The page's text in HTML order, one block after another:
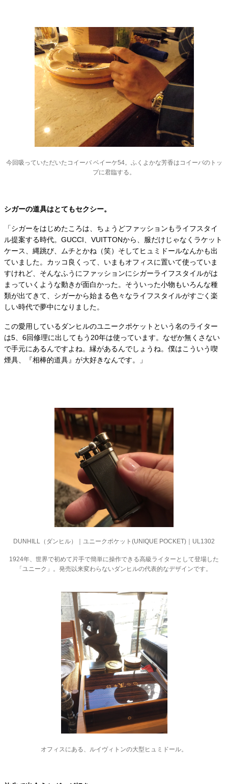
今回吸っていただいたコイーバ ベイーケ54。ふくよかな芳香はコイーバのトッ
プに君臨する。
シガーの道具はとてもセクシー。
「シガーをはじめたころは、ちょうどファッションもライフスタイ
ル提案する時代。GUCCI、VUITTONから、服だけじゃなくラケット
ケース、縄跳び、ムチとかね（笑）そしてヒュミドールなんかも出
ていました。カッコ良くって、いまもオフィスに置いて使っていま
すけれど、そんなふうにファッションにシガーライフスタイルがは
まっていくような動きが面白かった。そういった小物もいろんな種
類が出てきて、シガーから始まる色々なライフスタイルがすごく楽
しい時代で夢中になりました。
この愛用しているダンヒルのユニークポケットという名のライター
は5、6回修理に出してもう20年は使っています。なぜか無くさない
で手元にあるんですよね。縁があるんでしょうね。僕はこういう喫
煙具、『相棒的道具』が大好きなんです。」
DUNHILL（ダンヒル）｜ユニークポケット(UNIQUE POCKET)｜UL1302
1924年、世界で初めて片手で簡単に操作できる高級ライターとして登場した
「ユニーク」。 発売以来変わらないダンヒルの代表的なデザインです。
オフィスにある、ルイヴィトンの大型ヒュミドール。